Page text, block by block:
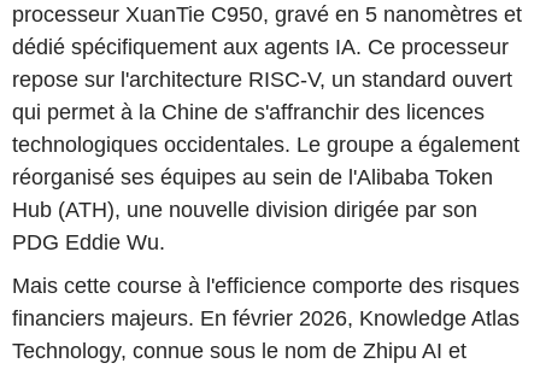
processeur XuanTie C950, gravé en 5 nanomètres et
dédié spécifiquement aux agents IA. Ce processeur
repose sur l'architecture RISC-V, un standard ouvert
qui permet à la Chine de s'affranchir des licences
technologiques occidentales. Le groupe a également
réorganisé ses équipes au sein de l'Alibaba Token
Hub (ATH), une nouvelle division dirigée par son
PDG Eddie Wu.
Mais cette course à l'efficience comporte des risques
financiers majeurs. En février 2026, Knowledge Atlas
Technology, connue sous le nom de Zhipu AI et